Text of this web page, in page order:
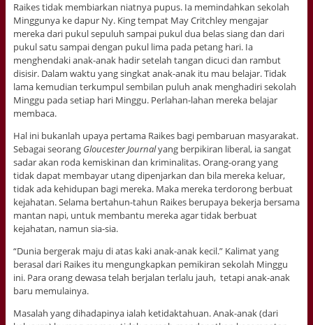
Raikes tidak membiarkan niatnya pupus. Ia memindahkan sekolah
Minggunya ke dapur Ny. King tempat May Critchley mengajar
mereka dari pukul sepuluh sampai pukul dua belas siang dan dari
pukul satu sampai dengan pukul lima pada petang hari. Ia
menghendaki anak-anak hadir setelah tangan dicuci dan rambut
disisir. Dalam waktu yang singkat anak-anak itu mau belajar. Tidak
lama kemudian terkumpul sembilan puluh anak menghadiri sekolah
Minggu pada setiap hari Minggu. Perlahan-lahan mereka belajar
membaca.
Hal ini bukanlah upaya pertama Raikes bagi pembaruan masyarakat.
Sebagai seorang Gloucester Journalyang berpikiran liberal, ia sangat
sadar akan roda kemiskinan dan kriminalitas. Orang-orang yang
tidak dapat membayar utang dipenjarkan dan bila mereka keluar,
tidak ada kehidupan bagi mereka. Maka mereka terdorong berbuat
kejahatan. Selama bertahun-tahun Raikes berupaya bekerja bersama
mantan napi, untuk membantu mereka agar tidak berbuat
kejahatan, namun sia-sia.
“Dunia bergerak maju di atas kaki anak-anak kecil.” Kalimat yang
berasal dari Raikes itu mengungkapkan pemikiran sekolah Minggu
ini. Para orang dewasa telah berjalan terlalu jauh, tetapi anak-anak
baru memulainya.
Masalah yang dihadapinya ialah ketidaktahuan. Anak-anak (dari